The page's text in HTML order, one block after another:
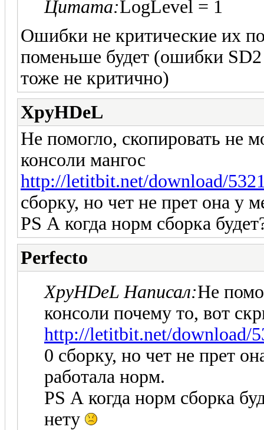
Цитата:LogLevel = 1
Ошибки не критические их
поменьше будет (ошибки SD2
тоже не критично)
XpyHDeL
Не помогло, скопировать не
консоли мангос
http://letitbit.net/download/
сборку, но чет не прет она у
PS А когда норм сборка
Perfecto
XpyHDeL Написал:Не
консоли почему то, вот
http://letitbit.net/download/
0 сборку, но чет не прет
работала норм.
PS А когда норм сборка
нету